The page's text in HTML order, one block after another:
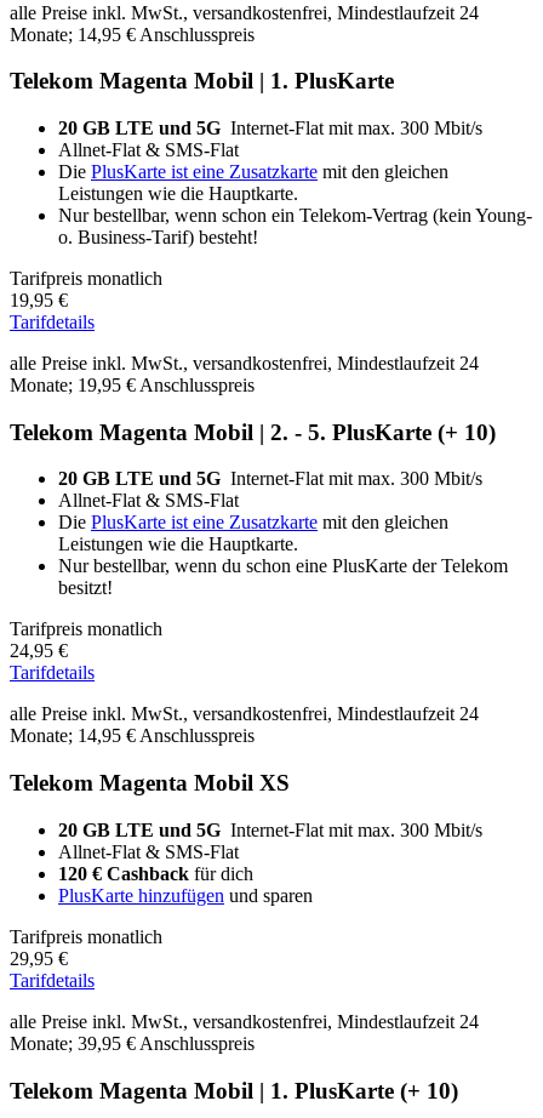
alle Preise inkl. MwSt., versandkostenfrei, Mindestlaufzeit 24
Monate; 14,95 € Anschlusspreis
Telekom Magenta Mobil | 1. PlusKarte
20 GB LTE und 5G Internet-Flat mit max. 300 Mbit/s
Allnet-Flat & SMS-Flat
Die PlusKarte ist eine Zusatzkarte mit den gleichen
Leistungen wie die Hauptkarte.
Nur bestellbar, wenn schon ein Telekom-Vertrag (kein Young-
o. Business-Tarif) besteht!
Tarifpreis monatlich
19,95 €
Tarifdetails
alle Preise inkl. MwSt., versandkostenfrei, Mindestlaufzeit 24
Monate; 19,95 € Anschlusspreis
Telekom Magenta Mobil | 2. - 5. PlusKarte (+ 10)
20 GB LTE und 5G Internet-Flat mit max. 300 Mbit/s
Allnet-Flat & SMS-Flat
Die PlusKarte ist eine Zusatzkarte mit den gleichen
Leistungen wie die Hauptkarte.
Nur bestellbar, wenn du schon eine PlusKarte der Telekom
besitzt!
Tarifpreis monatlich
24,95 €
Tarifdetails
alle Preise inkl. MwSt., versandkostenfrei, Mindestlaufzeit 24
Monate; 14,95 € Anschlusspreis
Telekom Magenta Mobil XS
20 GB LTE und 5G Internet-Flat mit max. 300 Mbit/s
Allnet-Flat & SMS-Flat
120 € Cashback für dich
PlusKarte hinzufügen und sparen
Tarifpreis monatlich
29,95 €
Tarifdetails
alle Preise inkl. MwSt., versandkostenfrei, Mindestlaufzeit 24
Monate; 39,95 € Anschlusspreis
Telekom Magenta Mobil | 1. PlusKarte (+ 10)